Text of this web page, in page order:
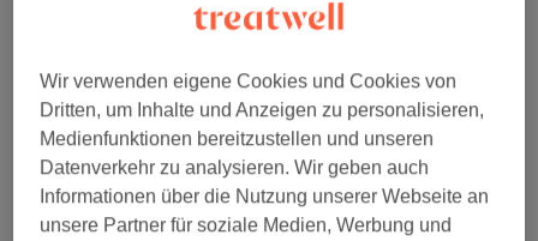
Sauberkeit
Service
Wir verwenden eigene Cookies und Cookies von
Dritten, um Inhalte und Anzeigen zu personalisieren,
Medienfunktionen bereitzustellen und unseren
Datenverkehr zu analysieren. Wir geben auch
Informationen über die Nutzung unserer Webseite an
unsere Partner für soziale Medien, Werbung und